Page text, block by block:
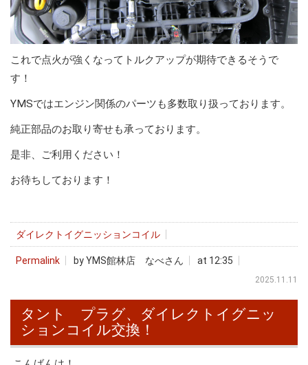
これで点火が強くなってトルクアップが期待できるそうで
す！
YMSではエンジン関係のパーツも多数取り扱っております。
純正部品のお取り寄せも承っております。
是非、ご利用ください！
お待ちしております！
ダイレクトイグニッションコイル
Permalink by YMS館林店 なべさん at 12:35
2025.11.11
タント プラグ、ダイレクトイグニッ
ションコイル交換！